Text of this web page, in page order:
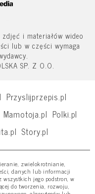
i materiałów wideo
lub w części wymaga
SP. Z O.O.
Przyslijprzepis.pl
Mamotoja.pl Polki.pl
Story.pl
zwielokrotnianie,
danych lub informacji
jego podstron, w
do tworzenia, rozwoju,